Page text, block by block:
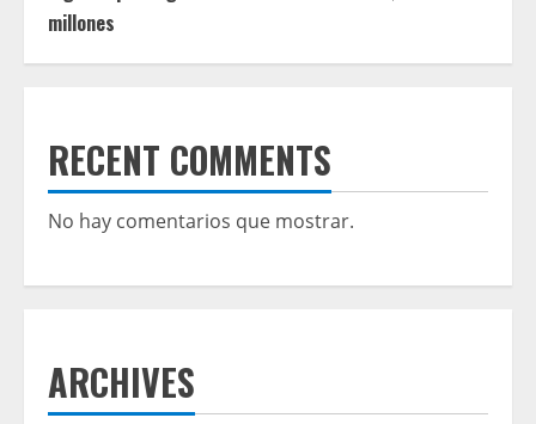
millones
RECENT COMMENTS
No hay comentarios que mostrar.
ARCHIVES